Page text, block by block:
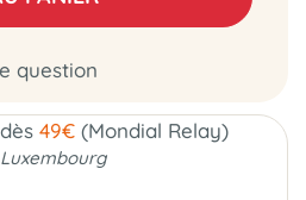
question
49€ (Mondial Relay)